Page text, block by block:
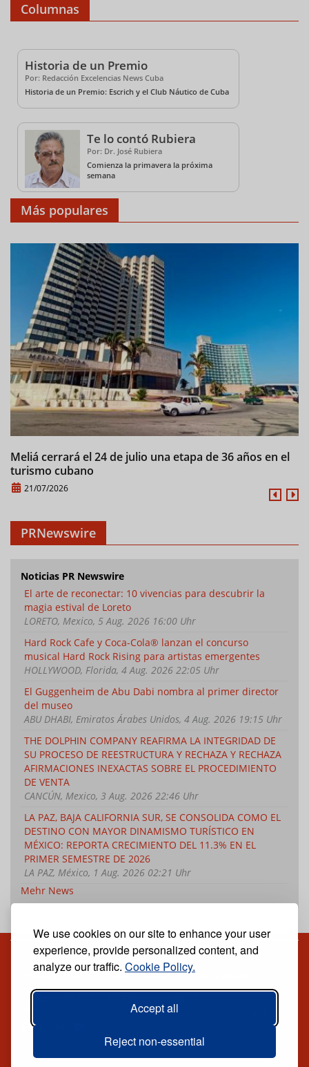
We use cookies on our site to enhance your user
experience, provide personalized content, and
analyze our traffic. Cookie Policy.
Accept all
Reject non-essential
Columnas
Historia de un Premio
Por: Redacción Excelencias News Cuba
Historia de un Premio: Escrich y el Club Náutico de Cuba
Te lo contó Rubiera
Por: Dr. José Rubiera
Comienza la primavera la próxima
semana
Más populares
Meliá cerrará el 24 de julio una etapa de 36 años en el
turismo cubano
21/07/2026
PRNewswire
Noticias PR Newswire
El arte de reconectar: 10 vivencias para descubrir la
magia estival de Loreto
LORETO, Mexico, 5 Aug. 2026 16:00 Uhr
Hard Rock Cafe y Coca-Cola® lanzan el concurso
musical Hard Rock Rising para artistas emergentes
HOLLYWOOD, Florida, 4 Aug. 2026 22:05 Uhr
El Guggenheim de Abu Dabi nombra al primer director
del museo
ABU DHABI, Emiratos Árabes Unidos, 4 Aug. 2026 19:15 Uhr
THE DOLPHIN COMPANY REAFIRMA LA INTEGRIDAD DE
SU PROCESO DE REESTRUCTURA Y RECHAZA Y RECHAZA
AFIRMACIONES INEXACTAS SOBRE EL PROCEDIMIENTO
DE VENTA
CANCÚN, Mexico, 3 Aug. 2026 22:46 Uhr
LA PAZ, BAJA CALIFORNIA SUR, SE CONSOLIDA COMO EL
DESTINO CON MAYOR DINAMISMO TURÍSTICO EN
MÉXICO: REPORTA CRECIMIENTO DEL 11.3% EN EL
PRIMER SEMESTRE DE 2026
LA PAZ, México, 1 Aug. 2026 02:21 Uhr
Mehr News
Reciba nuestro periódico digital semanal gratuito
Suscríbete